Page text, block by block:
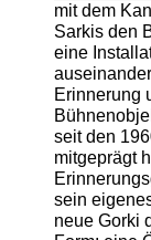
mit dem
Sarkis den
eine
Erinnerung
seit den
mitgeprägt
sein
neue Gorki